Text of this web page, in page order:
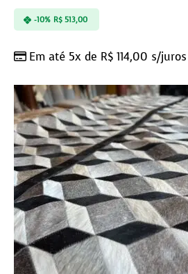
Em até 5x de R$ 114,00 s/juros
-10% R$513,00